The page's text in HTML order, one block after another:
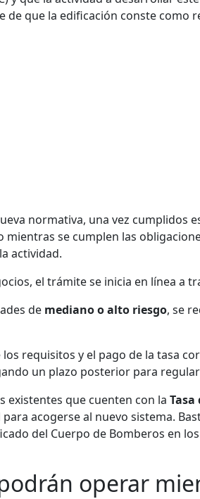
de que la edificación conste como
normativa, una vez cumplidos
mientras se cumplen las
actividad.
el trámite se inicia en línea a
de mediano o alto riesgo, se
los requisitos y el pago de la tasa
un plazo posterior para
existentes que cuenten con la
acogerse al nuevo sistema.
del Cuerpo de Bomberos en
operar